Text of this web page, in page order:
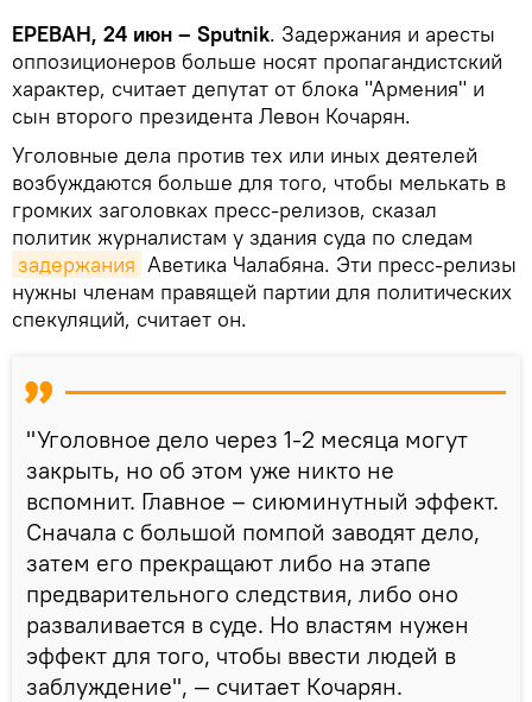
ЕРЕВАН, 24 июн – Sputnik. Задержания и аресты
оппозиционеров больше носят пропагандистский
характер, считает депутат от блока "Армения" и
сын второго президента Левон Кочарян.
Уголовные дела против тех или иных деятелей
возбуждаются больше для того, чтобы мелькать в
громких заголовках пресс-релизов, сказал
политик журналистам у здания суда по следам
задержания Аветика Чалабяна. Эти пресс-релизы
нужны членам правящей партии для политических
спекуляций, считает он.
"Уголовное дело через 1-2 месяца могут
закрыть, но об этом уже никто не
вспомнит. Главное – сиюминутный эффект.
Сначала с большой помпой заводят дело,
затем его прекращают либо на этапе
предварительного следствия, либо оно
разваливается в суде. Но властям нужен
эффект для того, чтобы ввести людей в
заблуждение", — считает Кочарян.